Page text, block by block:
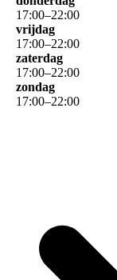
17:00–22:00
vrijdag
17:00–22:00
zaterdag
17:00–22:00
zondag
17:00–22:00